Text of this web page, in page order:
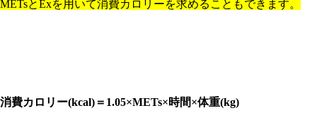
METsとExを用いて消費カロリーを求めることもできます。
消費カロリー(kcal)＝ 1.05×METs×時間×体重(kg)